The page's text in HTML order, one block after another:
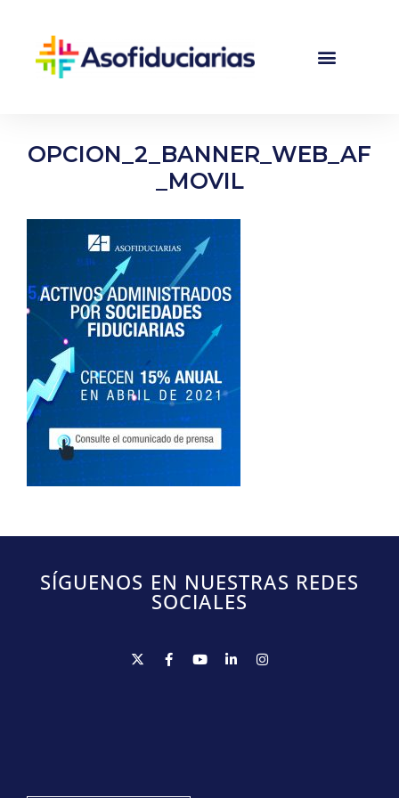
OPCION_2_BANNER_WEB_AF
_MOVIL
SÍGUENOS EN NUESTRAS REDES
SOCIALES